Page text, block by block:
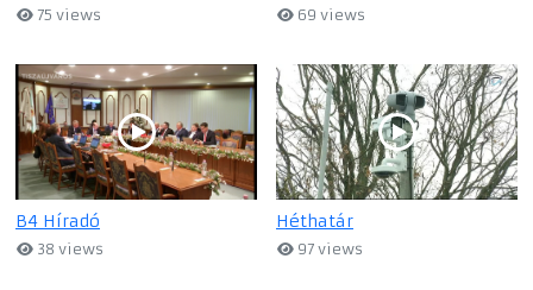
75 views 69 views
B4 Híradó
38 views
Héthatár
97 views